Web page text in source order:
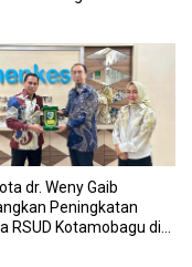
dr. Weny Gaib
Peningkatan
RSUD Kotamobagu di